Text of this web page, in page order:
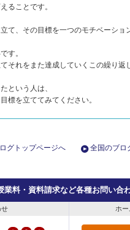
ることです。
て、その目標を一つのモチベーショ
す。
それをまた達成していくこの繰り返
という人は、
標を立ててみてください。
グトップページへ 全国のブロ
業料・資料請求など各種お問い合
せ ホ